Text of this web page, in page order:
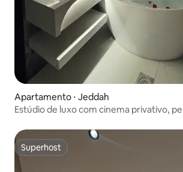
Apartamento ⋅ Jeddah
Estúdio de luxo com cinema privativo,
Superhost
Superhost